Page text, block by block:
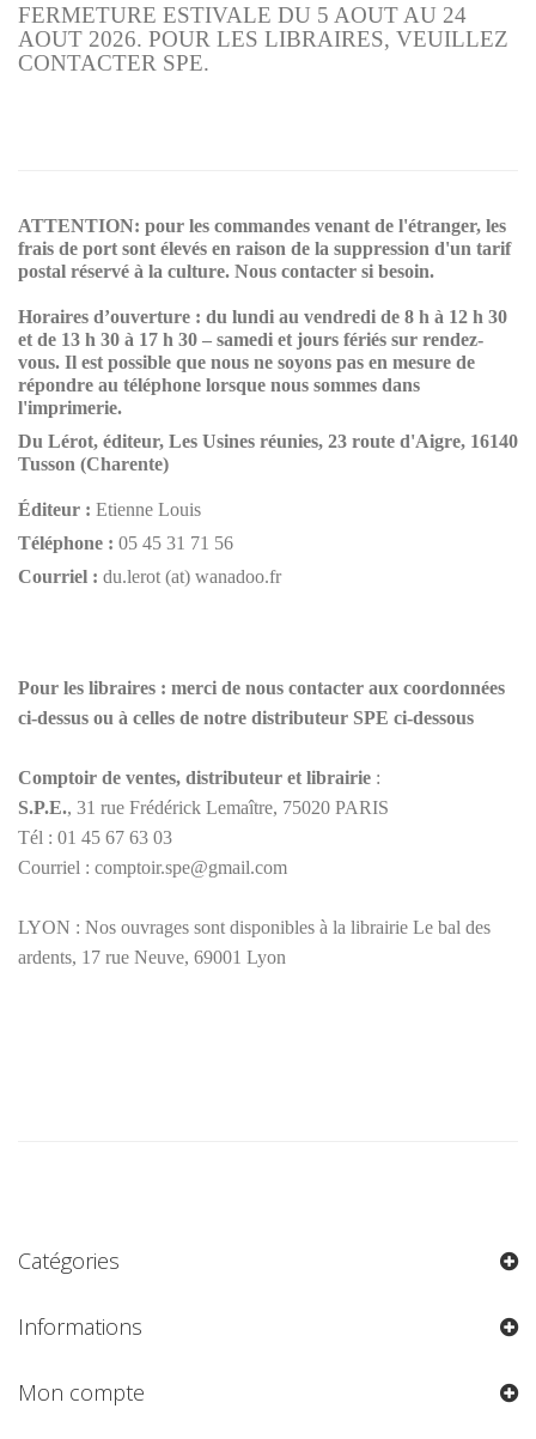
FERMETURE ESTIVALE DU 5 AOUT AU 24
AOUT 2026. POUR LES LIBRAIRES, VEUILLEZ
CONTACTER SPE.
ATTENTION: pour les commandes venant de l'étranger, les
frais de port sont élevés en raison de la suppression d'un tarif
postal réservé à la culture. Nous contacter si besoin.
Horaires d’ouverture : du lundi au vendredi de 8 h à 12 h 30
et de 13 h 30 à 17 h 30 – samedi et jours fériés sur rendez-
vous. Il est possible que nous ne soyons pas en mesure de
répondre au téléphone lorsque nous sommes dans
l'imprimerie.
Du Lérot, éditeur, Les Usines réunies, 23 route d'Aigre, 16140
Tusson (Charente)
Éditeur : Etienne Louis
Téléphone : 05 45 31 71 56
Courriel : du.lerot (at) wanadoo.fr
Pour les libraires : merci de nous contacter aux coordonnées
ci-dessus ou à celles de notre distributeur SPE ci-dessous
Comptoir de ventes, distributeur et librairie :
S.P.E., 31 rue Frédérick Lemaître, 75020 PARIS
Tél : 01 45 67 63 03
Courriel : comptoir.spe@gmail.com
LYON : Nos ouvrages sont disponibles à la librairie Le bal des
ardents, 17 rue Neuve, 69001 Lyon
Catégories
Informations
Mon compte